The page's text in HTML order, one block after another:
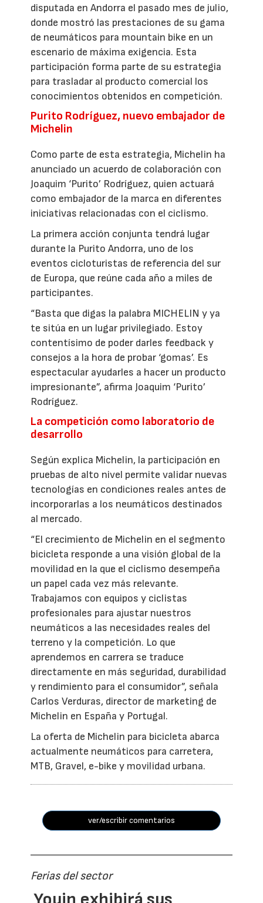
disputada en Andorra el pasado mes de julio,
donde mostró las prestaciones de su gama
de neumáticos para mountain bike en un
escenario de máxima exigencia. Esta
participación forma parte de su estrategia
para trasladar al producto comercial los
conocimientos obtenidos en competición.
Purito Rodríguez, nuevo embajador de
Michelin
Como parte de esta estrategia, Michelin ha
anunciado un acuerdo de colaboración con
Joaquim ‘Purito’ Rodríguez, quien actuará
como embajador de la marca en diferentes
iniciativas relacionadas con el ciclismo.
La primera acción conjunta tendrá lugar
durante la Purito Andorra, uno de los
eventos cicloturistas de referencia del sur
de Europa, que reúne cada año a miles de
participantes.
“Basta que digas la palabra MICHELIN y ya
te sitúa en un lugar privilegiado. Estoy
contentísimo de poder darles feedback y
consejos a la hora de probar ‘gomas’. Es
espectacular ayudarles a hacer un producto
impresionante”, afirma Joaquim ‘Purito’
Rodríguez.
La competición como laboratorio de
desarrollo
Según explica Michelin, la participación en
pruebas de alto nivel permite validar nuevas
tecnologías en condiciones reales antes de
incorporarlas a los neumáticos destinados
al mercado.
“El crecimiento de Michelin en el segmento
bicicleta responde a una visión global de la
movilidad en la que el ciclismo desempeña
un papel cada vez más relevante.
Trabajamos con equipos y ciclistas
profesionales para ajustar nuestros
neumáticos a las necesidades reales del
terreno y la competición. Lo que
aprendemos en carrera se traduce
directamente en más seguridad, durabilidad
y rendimiento para el consumidor”, señala
Carlos Verduras, director de marketing de
Michelin en España y Portugal.
La oferta de Michelin para bicicleta abarca
actualmente neumáticos para carretera,
MTB, Gravel, e-bike y movilidad urbana.
ver/escribir comentarios
Ferias del sector